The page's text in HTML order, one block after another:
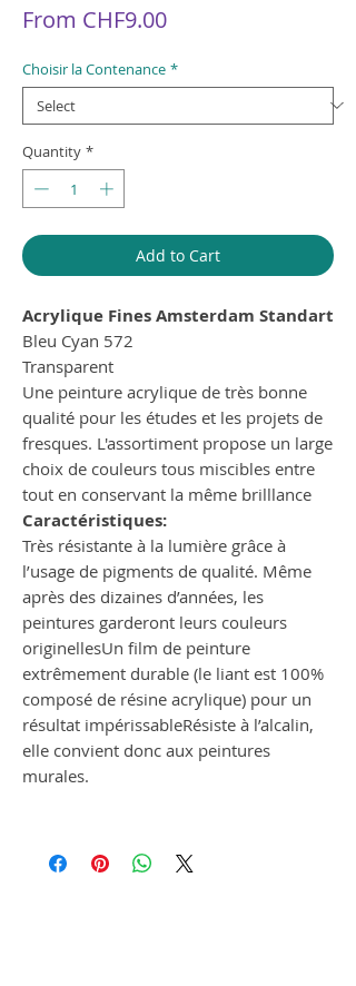
From CHF9.00Sale
Choisir la Contenance *
Quantity *
Add to Cart
Acrylique Fines Amsterdam Standart
Bleu Cyan 572
Transparent
Une peinture acrylique de très bonne
qualité pour les études et les projets de
fresques. L'assortiment propose un large
choix de couleurs tous miscibles entre
tout en conservant la même brilllance
Caractéristiques:
Très résistante à la lumière grâce à
l’usage de pigments de qualité. Même
après des dizaines d’années, les
peintures garderont leurs couleurs
originellesUn film de peinture
extrêmement durable (le liant est 100%
composé de résine acrylique) pour un
résultat impérissableRésiste à l’alcalin,
elle convient donc aux peintures
murales.